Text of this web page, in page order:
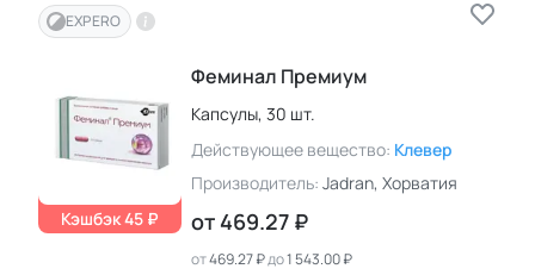
EXPERO
Кэшбэк 45 ₽
Феминал Премиум
Капсулы, 30 шт.
Действующее вещество: Клевер
Производитель: Jadran, Хорватия
от 469.27 ₽
от469.27 ₽до1 543.00 ₽